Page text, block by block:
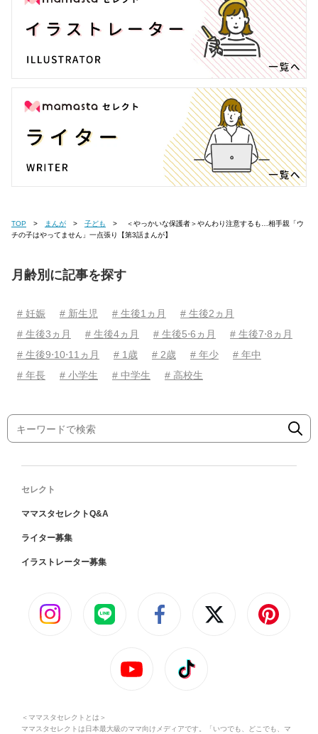
TOP まんが 子ども
チの子はやってません」一点張り【第3話まんが】
月齢別に記事を探す
# 妊娠 # 新生児 # 生後1ヵ月
# 生後2ヵ月
# 生後3ヵ月
# 生後4ヵ月 # 生後5⋅6ヵ月
# 生後7⋅8ヵ月
# 生後9⋅10⋅11ヵ月
# 1歳 # 2歳 # 年少
# 年中
# 年長
# 小学生 # 中学生 # 高校生
セレクト
ママスタセレクトQ&A
ライター募集
イラストレーター募集
＜ママスタセレクトとは＞
ママスタセレクトは日本最大級のママ向けメディアです。「いつでも、どこでも、マ